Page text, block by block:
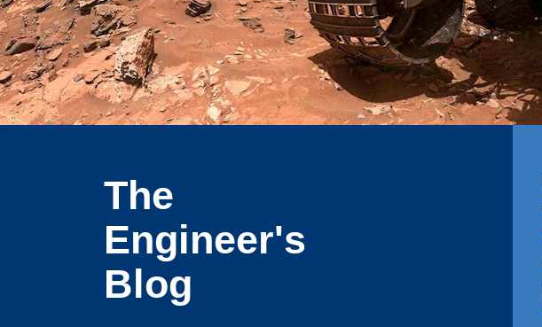
The
Engineer's
Blog